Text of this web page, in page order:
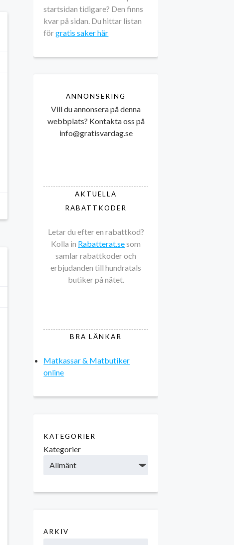
startsidan tidigare? Den finns
kvar på sidan. Du hittar listan
förgratis saker här
ANNONSERING
Vill du annonsera på denna
webbplats? Kontakta oss på
info@gratisvardag.se
AKTUELLA
RABATTKODER
Letar du efter en rabattkod?
Kolla in Rabatterat.sesom
samlar rabattkoder och
erbjudanden till hundratals
butiker på nätet.
BRA LÄNKAR
Matkassar & Matbutiker
online
KATEGORIER
Kategorier
ARKIV